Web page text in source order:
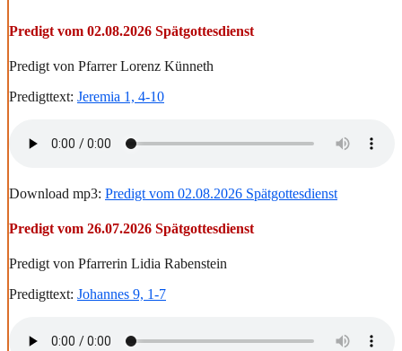
Predigt vom 02.08.2026 Spätgottesdienst
Predigt von Pfarrer Lorenz Künneth
Predigttext: Jeremia 1, 4-10
Download mp3: Predigt vom 02.08.2026 Spätgottesdienst
Predigt vom 26.07.2026 Spätgottesdienst
Predigt von Pfarrerin Lidia Rabenstein
Predigttext: Johannes 9, 1-7